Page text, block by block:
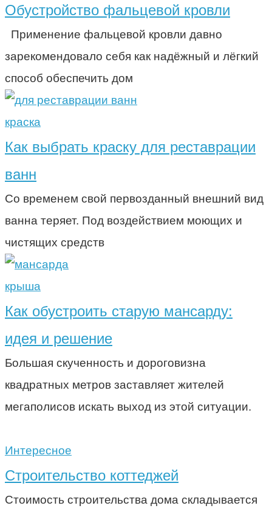
Обустройство фальцевой кровли
Применение фальцевой кровли давно
зарекомендовало себя как надёжный и лёгкий
способ обеспечить дом
краска
Как выбрать краску для реставрации
ванн
Со временем свой первозданный внешний вид
ванна теряет. Под воздействием моющих и
чистящих средств
крыша
Как обустроить старую мансарду:
идея и решение
Большая скученность и дороговизна
квадратных метров заставляет жителей
мегаполисов искать выход из этой ситуации.
Интересное
Строительство коттеджей
Стоимость строительства дома складывается